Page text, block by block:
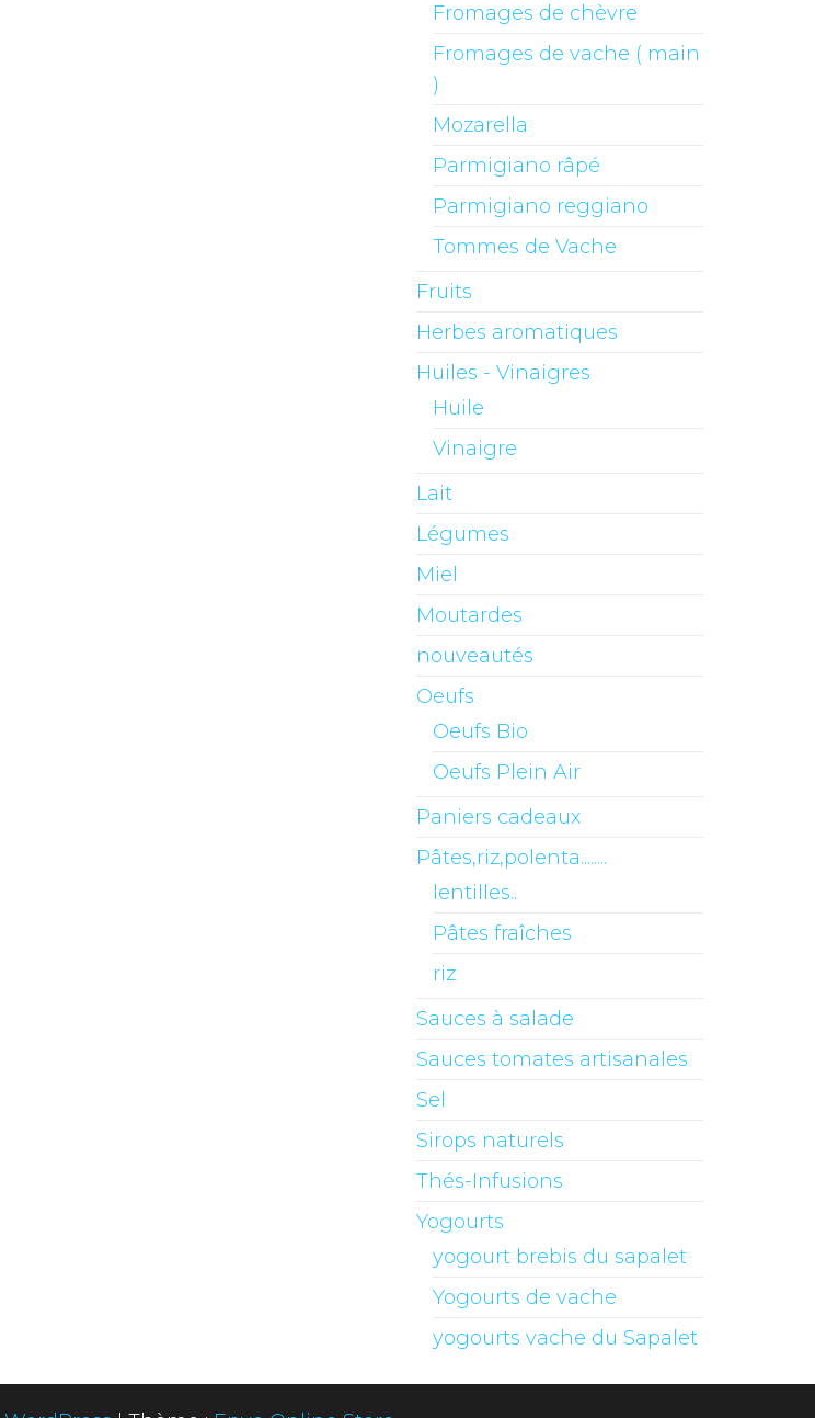
Fromages de chèvre
Fromages de vache ( main
)
Mozarella
Parmigiano râpé
Parmigiano reggiano
Tommes de Vache
Fruits
Herbes aromatiques
Huiles - Vinaigres
Huile
Vinaigre
Lait
Légumes
Miel
Moutardes
nouveautés
Oeufs
Oeufs Bio
Oeufs Plein Air
Paniers cadeaux
Pâtes,riz,polenta........
lentilles..
Pâtes fraîches
riz
Sauces à salade
Sauces tomates artisanales
Sel
Sirops naturels
Thés-Infusions
Yogourts
yogourt brebis du sapalet
Yogourts de vache
yogourts vache du Sapalet